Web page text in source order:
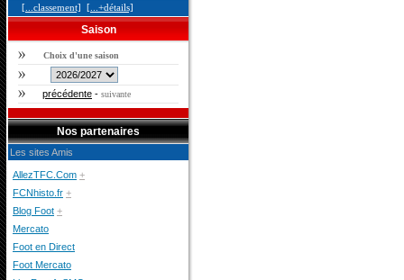
[...classement] [...+détails]
Saison
Choix d'une saison
précédente - suivante
Nos partenaires
Les sites Amis
AllezTFC.Com +
FCNhisto.fr +
Blog Foot +
Mercato
Foot en Direct
Foot Mercato